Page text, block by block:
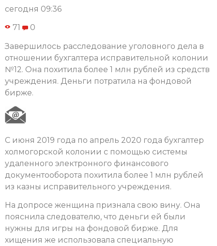
сегодня 09:36
71 0
Завершилось расследование уголовного дела в
отношении бухгалтера исправительной колонии
№12. Она похитила более 1 млн рублей из средств
учреждения. Деньги потратила на фондовой
бирже.
С июня 2019 года по апрель 2020 года бухгалтер
холмогорской колонии с помощью системы
удаленного электронного финансового
документооборота похитила более 1 млн рублей
из казны исправительного учреждения.
На допросе женщина признала свою вину. Она
пояснила следователю, что деньги ей были
нужны для игры на фондовой бирже. Для
хищения же использовала специальную